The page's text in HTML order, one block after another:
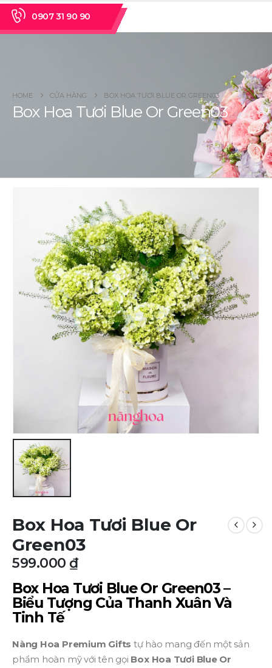
0907 31 90 90
HOME CỬA HÀNG BOX HOA TƯƠI BLUE OR GREEN03
Box Hoa Tươi Blue Or Green03
Box Hoa Tươi Blue Or
Green03
599.000₫
Box Hoa Tươi Blue Or Green03 –
Biểu Tượng Của Thanh Xuân Và
Tinh Tế
Nàng Hoa Premium Gifts tự hào mang đến một sản
phẩm hoàn mỹ với tên gọi Box Hoa Tươi Blue Or